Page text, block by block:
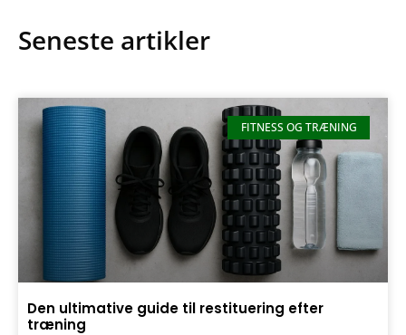
Seneste artikler
FITNESS OG TRÆNING
Den ultimative guide til restituering efter
træning